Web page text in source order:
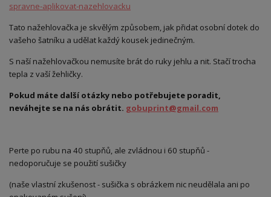
spravne-aplikovat-nazehlovacku
Tato nažehlovačka je skvělým způsobem, jak přidat osobní dotek do
vašeho šatníku a udělat každý kousek jedinečným.
S naší nažehlovačkou nemusíte brát do ruky jehlu a nit. Stačí trocha
tepla z vaší žehličky.
Pokud máte další otázky nebo potřebujete poradit,
neváhejte se na nás obrátit. gobuprint@gmail.com
Perte po rubu na 40 stupňů, ale zvládnou i 60 stupňů -
nedoporučuje se použití sušičky
(naše vlastní zkušenost - sušička s obrázkem nic neudělala ani po